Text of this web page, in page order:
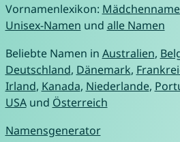
Vornamenlexikon:
Unisex-Namen und alle Namen
Beliebte Namen in Australien,
Deutschland, Dänemark,
Irland, Kanada, Niederlande,
USAund Österreich
Namensgenerator